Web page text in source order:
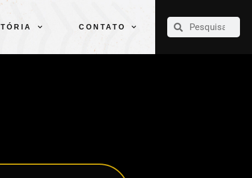
CONTATO
CLUBE